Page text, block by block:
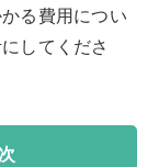
る費用につい
してくださ